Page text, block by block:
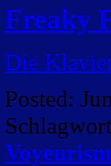
Freaky
Die
Posted: